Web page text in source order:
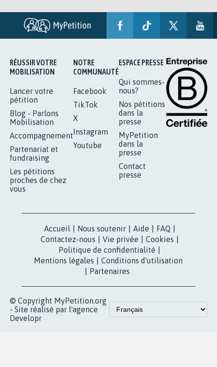
RÉUSSIR VOTRE
MOBILISATION
Lancer votre
pétition
Blog - Parlons
Mobilisation
Accompagnement
Partenariat et
fundraising
Les pétitions
proches de chez
vous
NOTRE
COMMUNAUTÉ
Facebook
TikTok
X
Instagram
Youtube
ESPACE PRESSE
Qui sommes-
nous?
Nos pétitions
dans la
presse
MyPetition
dans la
presse
Contact
presse
Accueil Nous soutenir Aide FAQ
Contactez-nous
Vie privée Cookies
Politique de confidentialité
Mentions légales
Conditions d'utilisation
Partenaires
© Copyright MyPetition.org
- Site réalisé par l'agence
Developr